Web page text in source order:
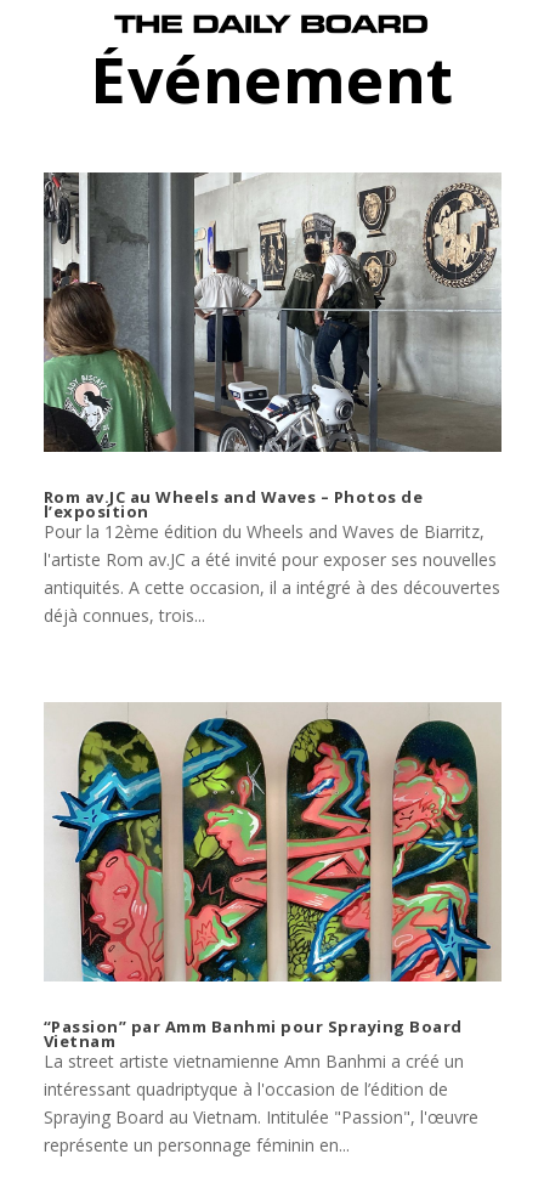
Événement
Rom av.JC au Wheels and Waves – Photos de
l’exposition
Pour la 12ème édition du Wheels and Waves de Biarritz,
l'artiste Rom av.JC a été invité pour exposer ses nouvelles
antiquités. A cette occasion, il a intégré à des découvertes
déjà connues, trois...
“Passion” par Amm Banhmi pour Spraying Board
Vietnam
La street artiste vietnamienne Amn Banhmi a créé un
intéressant quadriptyque à l'occasion de l’édition de
Spraying Board au Vietnam. Intitulée "Passion", l'œuvre
représente un personnage féminin en...